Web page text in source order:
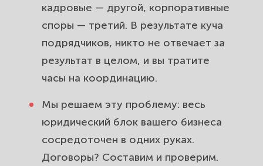
кадровые — другой, корпоративные
споры — третий. В результате куча
подрядчиков, никто не отвечает за
результат в целом, и вы тратите
часы на координацию.
Мы решаем эту проблему: весь
юридический блок вашего бизнеса
сосредоточен в одних руках.
Договоры? Составим и проверим.